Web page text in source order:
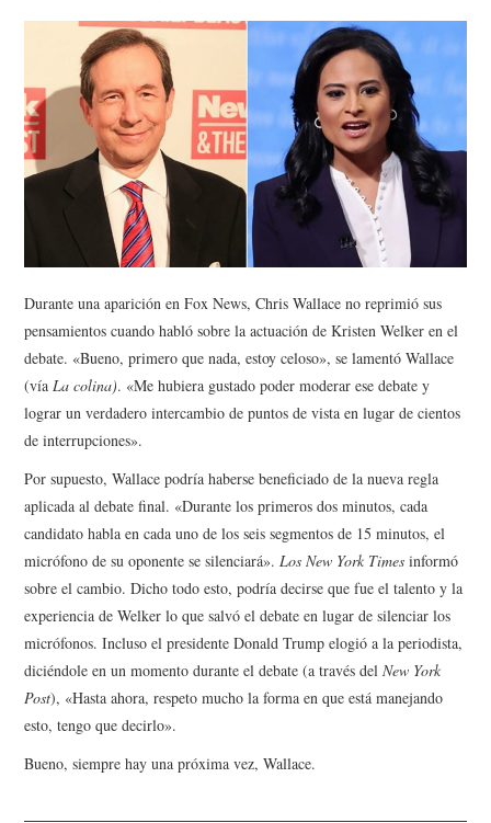
SOCIETY
SPORTS
TECHNOLOGY
Durante una aparición en Fox News, Chris Wallace no reprimió sus
pensamientos cuando habló sobre la actuación de Kristen Welker en el
debate. «Bueno, primero que nada, estoy celoso», se lamentó Wallace
(víaLa colina). «Me hubiera gustado poder moderar ese debate y
lograr un verdadero intercambio de puntos de vista en lugar de cientos
de interrupciones».
Por supuesto, Wallace podría haberse beneficiado de la nueva regla
aplicada al debate final. «Durante los primeros dos minutos, cada
candidato habla en cada uno de los seis segmentos de 15 minutos, el
micrófono de su oponente se silenciará».Los New York Times informó
sobre el cambio. Dicho todo esto, podría decirse que fue el talento y la
experiencia de Welker lo que salvó el debate en lugar de silenciar los
micrófonos. Incluso el presidente Donald Trump elogió a la periodista,
diciéndole en un momento durante el debate (a través delNew York
Post), «Hasta ahora, respeto mucho la forma en que está manejando
esto, tengo que decirlo».
Bueno, siempre hay una próxima vez, Wallace.